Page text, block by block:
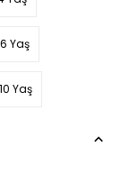
Yaş
Yaş